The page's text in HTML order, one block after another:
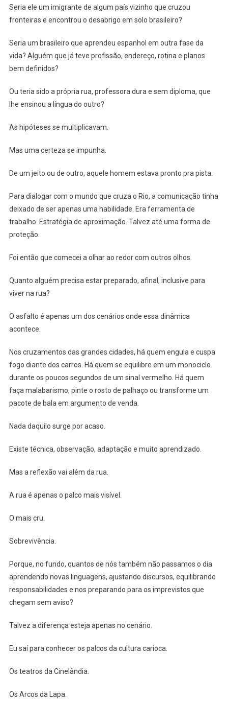
Seria ele um imigrante de algum país vizinho que cruzou
fronteiras e encontrou o desabrigo em solo brasileiro?
Seria um brasileiro que aprendeu espanhol em outra fase da
vida? Alguém que já teve profissão, endereço, rotina e planos
bem definidos?
Ou teria sido a própria rua, professora dura e sem diploma, que
lhe ensinou a língua do outro?
As hipóteses se multiplicavam.
Mas uma certeza se impunha.
De um jeito ou de outro, aquele homem estava pronto pra pista.
Para dialogar com o mundo que cruza o Rio, a comunicação tinha
deixado de ser apenas uma habilidade. Era ferramenta de
trabalho. Estratégia de aproximação. Talvez até uma forma de
proteção.
Foi então que comecei a olhar ao redor com outros olhos.
Quanto alguém precisa estar preparado, afinal, inclusive para
viver na rua?
O asfalto é apenas um dos cenários onde essa dinâmica
acontece.
Nos cruzamentos das grandes cidades, há quem engula e cuspa
fogo diante dos carros. Há quem se equilibre em um monociclo
durante os poucos segundos de um sinal vermelho. Há quem
faça malabarismo, pinte o rosto de palhaço ou transforme um
pacote de bala em argumento de venda.
Nada daquilo surge por acaso.
Existe técnica, observação, adaptação e muito aprendizado.
Mas a reflexão vai além da rua.
A rua é apenas o palco mais visível.
O mais cru.
Sobrevivência.
Porque, no fundo, quantos de nós também não passamos o dia
aprendendo novas linguagens, ajustando discursos, equilibrando
responsabilidades e nos preparando para os imprevistos que
chegam sem aviso?
Talvez a diferença esteja apenas no cenário.
Eu saí para conhecer os palcos da cultura carioca.
Os teatros da Cinelândia.
Os Arcos da Lapa.